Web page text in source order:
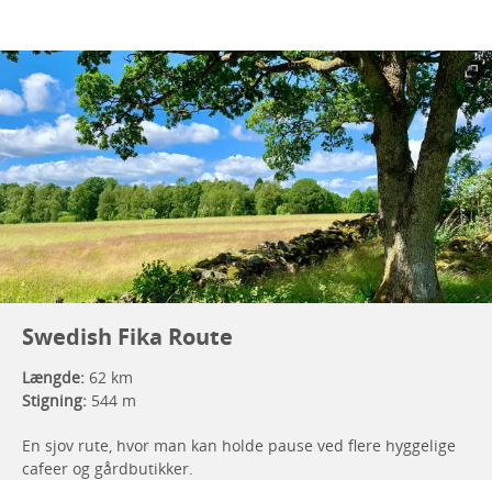
Swedish Fika Route
Længde: 62 km
Stigning: 544 m
En sjov rute, hvor man kan holde pause ved flere hyggelige
cafeer og gårdbutikker.